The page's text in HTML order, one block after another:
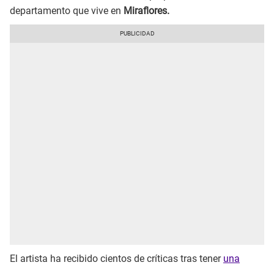
departamento que vive en Miraflores.
El artista ha recibido cientos de críticas tras tener una